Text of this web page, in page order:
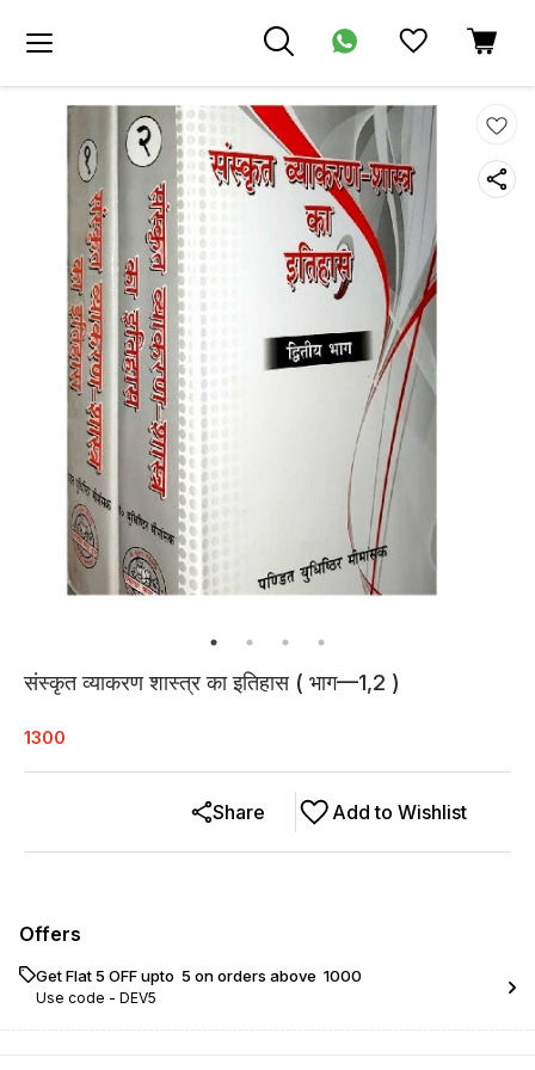
संस्कृत व्याकरण शास्त्र का इतिहास ( भाग—1,2 )
1300
Add to Wishlist
Share
Offers
Get Flat ₹5 OFF upto ₹ 5 on orders above ₹ 1000
Use code - DEV5